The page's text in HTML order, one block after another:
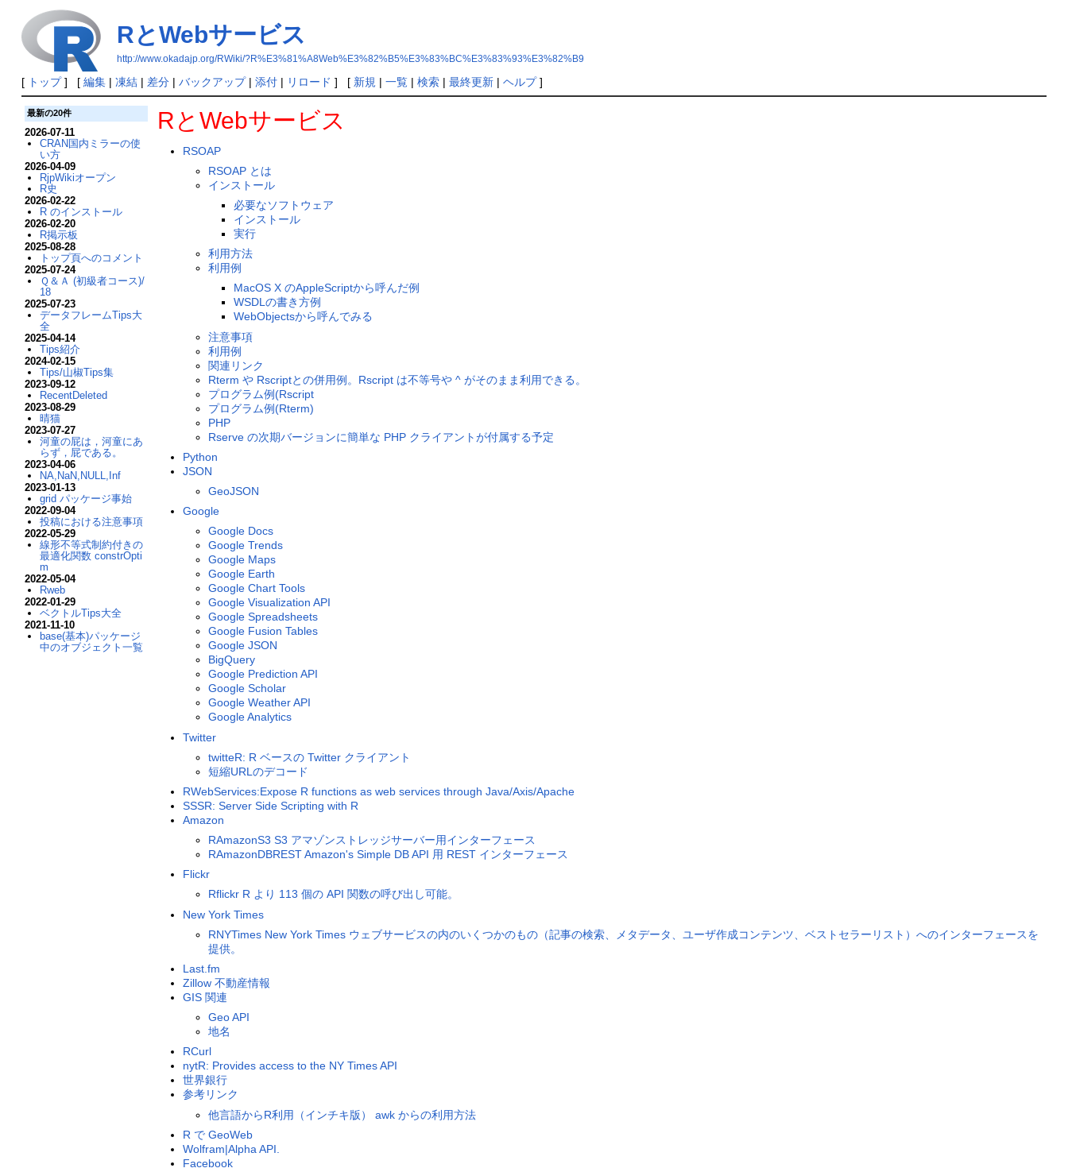
RとWebサービス
http://www.okadajp.org/RWiki/?R%E3%81%A8Web%E3%82%B5%E3%83%BC%E3%83%93%E3%82%B9
[ トップ] [ 編集| 凍結| 差分| バックアップ| 添付| リロード ] [ 新規 | 一覧| 検索| 最終更新| ヘルプ]
RとWebサービス
RSOAP
RSOAP とは
インストール
必要なソフトウェア
インストール
実行
利用方法
利用例
MacOS X のAppleScriptから呼んだ例
WSDLの書き方例
WebObjectsから呼んでみる
注意事項
利用例
関連リンク
Rterm や Rscriptとの併用例。Rscript は不等号や ^ がそのまま利用できる。
プログラム例(Rscript
プログラム例(Rterm)
PHP
Rserve の次期バージョンに簡単な PHP クライアントが付属する予定
Python
JSON
GeoJSON
Google
Google Docs
Google Trends
Google Maps
Google Earth
Google Chart Tools
Google Visualization API
Google Spreadsheets
Google Fusion Tables
Google JSON
BigQuery
Google Prediction API
Google Scholar
Google Weather API
Google Analytics
Twitter
twitteR: R ベースの Twitter クライアント
短縮URLのデコード
RWebServices:Expose R functions as web services through Java/Axis/Apache
SSSR: Server Side Scripting with R
Amazon
RAmazonS3 S3 アマゾンストレッジサーバー用インターフェース
RAmazonDBREST Amazon's Simple DB API 用 REST インターフェース
Flickr
Rflickr R より 113 個の API 関数の呼び出し可能。
New York Times
RNYTimes New York Times ウェブサービスの内のいくつかのもの（記事の検索、メタデータ、ユーザ作成コンテンツ、ベストセラーリスト）へのインターフェースを
提供。
Last.fm
Zillow 不動産情報
GIS 関連
Geo API
地名
RCurl
nytR: Provides access to the NY Times API
世界銀行
参考リンク
他言語からR利用（インチキ版） awk からの利用方法
R で GeoWeb
Wolfram|Alpha API.
Facebook
最新の20件
2026-07-11
CRAN国内ミラーの使
い方
2026-04-09
RjpWikiオープン
R史
2026-02-22
R のインストール
2026-02-20
R掲示板
2025-08-28
トップ頁へのコメント
2025-07-24
Ｑ＆Ａ (初級者コース)/
18
2025-07-23
データフレームTips大
全
2025-04-14
Tips紹介
2024-02-15
Tips/山椒Tips集
2023-09-12
RecentDeleted
2023-08-29
晴猫
2023-07-27
河童の屁は，河童にあ
らず，屁である。
2023-04-06
NA,NaN,NULL,Inf
2023-01-13
grid パッケージ事始
2022-09-04
投稿における注意事項
2022-05-29
線形不等式制約付きの
最適化関数 constrOpti
m
2022-05-04
Rweb
2022-01-29
ベクトルTips大全
2021-11-10
base(基本)パッケージ
中のオブジェクト一覧